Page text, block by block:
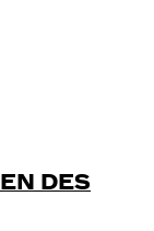
DES